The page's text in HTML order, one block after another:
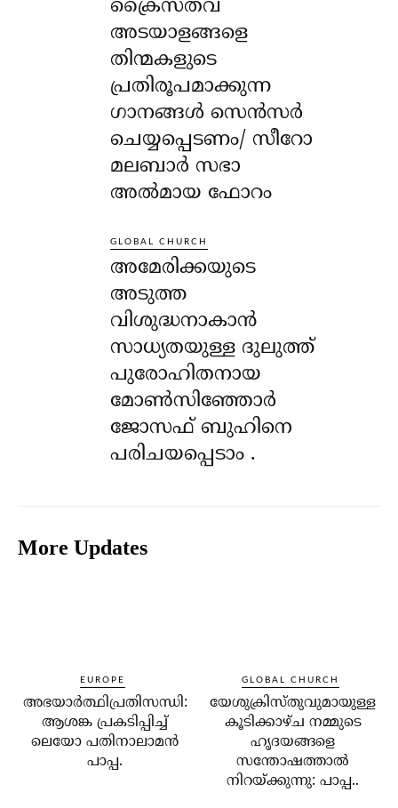
ക്രൈസ്തവ
അടയാളങ്ങളെ
തിന്മകളുടെ
പ്രതിരൂപമാക്കുന്ന
ഗാനങ്ങൾ സെൻസർ
ചെയ്യപ്പെടണം/ സീറോ
മലബാർ സഭാ
അൽമായ ഫോറം
GLOBAL CHURCH
അമേരിക്കയുടെ
അടുത്ത
വിശുദ്ധനാകാൻ
സാധ്യതയുള്ള ദുലുത്ത്
പുരോഹിതനായ
മോൺസിഞ്ഞോർ
ജോസഫ് ബുഹിനെ
പരിചയപ്പെടാം .
More Updates
EUROPE
അഭയാര്‍ത്ഥിപ്രതിസന്ധി:
ആശങ്ക പ്രകടിപ്പിച്ച്
ലെയോ പതിനാലാമന്‍
പാപ്പ.
GLOBAL CHURCH
യേശുക്രിസ്തുവുമായുള്ള
കൂടിക്കാഴ്ച നമ്മുടെ
ഹൃദയങ്ങളെ
സന്തോഷത്താല്‍
നിറയ്ക്കുന്നു: പാപ്പ..